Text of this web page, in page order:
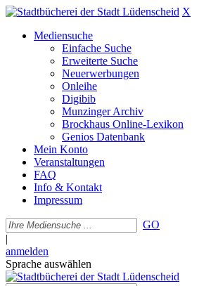
X
Mediensuche
Einfache Suche
Erweiterte Suche
Neuerwerbungen
Onleihe
Digibib
Munzinger Archiv
Brockhaus Online-Lexikon
Genios Datenbank
Mein Konto
Veranstaltungen
FAQ
Info & Kontakt
Impressum
GO
|
anmelden
Sprache auswählen